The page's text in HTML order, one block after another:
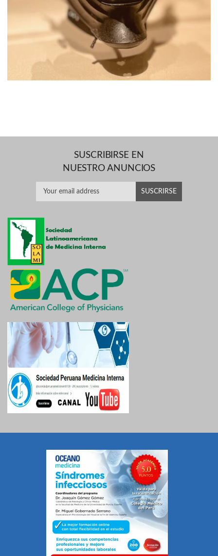
SUSCRIBIRSE EN
NUESTRO ANUNCIOS